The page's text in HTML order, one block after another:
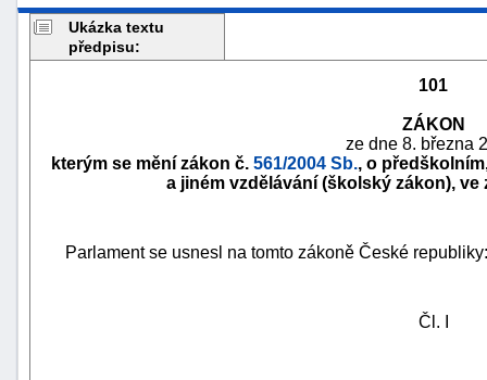
Ukázka textu
předpisu:
101
ZÁKON
ze dne 8. března
kterým se mění zákon č. 561/2004 Sb., o
a jiném vzdělávání (školský zákon),
Parlament se usnesl na tomto zákoně České republiky:
Čl. I